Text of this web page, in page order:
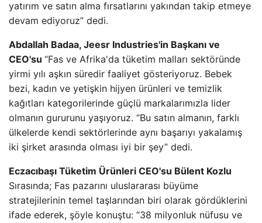
yatırım ve satın alma fırsatlarını yakından takip etmeye
devam ediyoruz” dedi.
Abdallah Badaa, Jeesr Industries'in Başkanı ve
CEO'su “Fas ve Afrika'da tüketim malları sektöründe
yirmi yılı aşkın süredir faaliyet gösteriyoruz. Bebek
bezi, kadın ve yetişkin hijyen ürünleri ve temizlik
kağıtları kategorilerinde güçlü markalarımızla lider
olmanın gururunu yaşıyoruz. “Bu satın almanın, farklı
ülkelerde kendi sektörlerinde aynı başarıyı yakalamış
iki şirket arasında olması iyi bir şey” dedi.
Eczacıbaşı Tüketim Ürünleri CEO'su Bülent Kozlu
Sırasında; Fas pazarını uluslararası büyüme
stratejilerinin temel taşlarından biri olarak gördüklerini
ifade ederek, şöyle konuştu: “38 milyonluk nüfusu ve